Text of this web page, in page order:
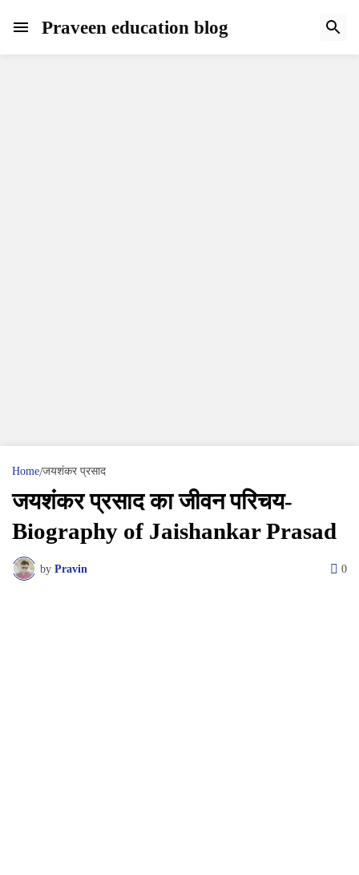
Praveen education blog
Home जयशंकर प्रसाद
जयशंकर प्रसाद का जीवन परिचय-
Biography of Jaishankar Prasad
by Pravin 0